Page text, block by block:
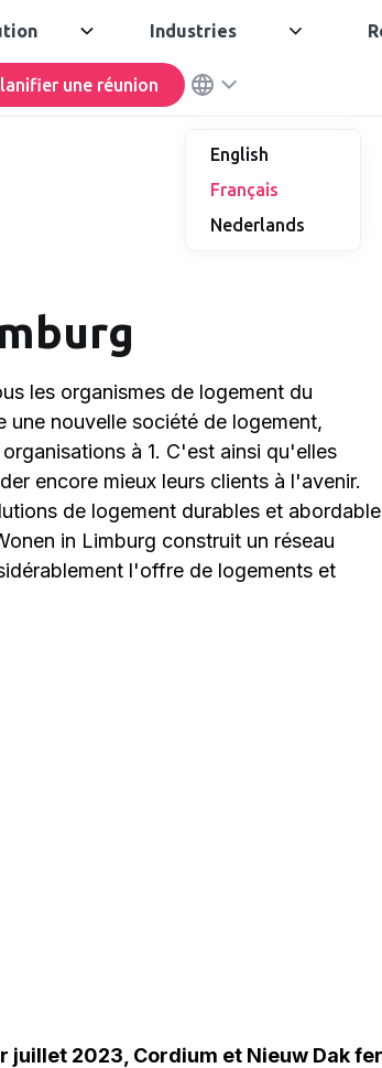
Industries
une réunion
English
Français
Nederlands
les organismes de logement du
une nouvelle société de logement,
à 1. C'est ainsi qu'elles
encore mieux leurs clients à l'avenir.
de logement durables et
in Limburg construit un réseau
l'offre de logements et
juillet 2023, Cordium et Nieuw Dak